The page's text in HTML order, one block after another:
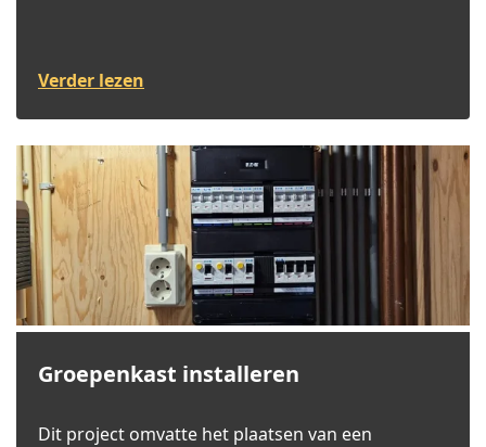
Verder lezen
Groepenkast installeren
Dit project omvatte het plaatsen van een